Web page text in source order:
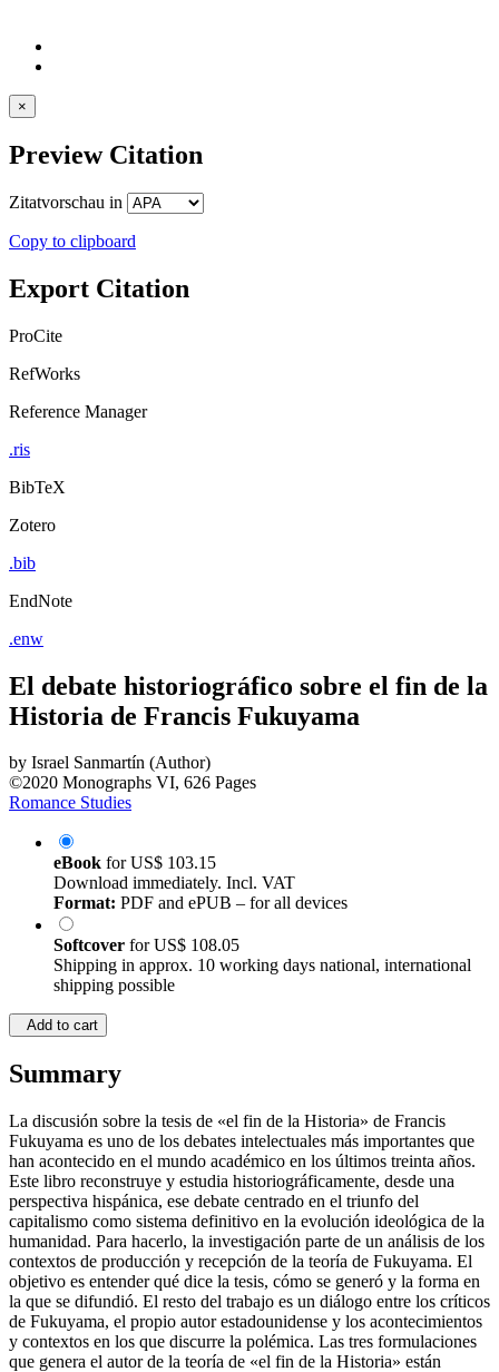
Export Citation
El debate historiográfico sobre el fin de la
Historia de Francis Fukuyama
byIsrael Sanmartín (Author)
©2020 Monographs
eBookfor US$ 103.15
Download immediately. Incl. VAT
Format:
SoftcoverforUS$ 108.05
Shipping in approx. 10 working days national, international
Summary
La discusión sobre la tesis de «el fin de la Historia» de Francis
Fukuyama es uno de los debates intelectuales más importantes que
han acontecido en el mundo académico en los últimos treinta años.
Este libro reconstruye y estudia historiográficamente, desde una
perspectiva hispánica, ese debate centrado en el triunfo del
capitalismo como sistema definitivo en la evolución ideológica de la
humanidad. Para hacerlo, la investigación parte de un análisis de los
contextos de producción y recepción de la teoría de Fukuyama. El
objetivo es entender qué dice la tesis, cómo se generó y la forma en
la que se difundió. El resto del trabajo es un diálogo entre los críticos
de Fukuyama, el propio autor estadounidense y los acontecimientos
y contextos en los que discurre la polémica. Las tres formulaciones